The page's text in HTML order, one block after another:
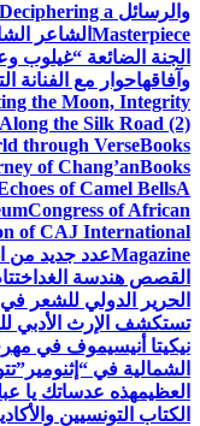
والرسائل a
Masterpiece الشاعر
الجنة الضائعة “غيلوب
وآفاقهاحوار مع الفنانة
the Moon, Integrity
the Silk Road (2)
through VerseBooks
of Chang’anBooks
of Camel BellsA
Congress of African
of CAJ International
Magazineعدد جديد من
القصص هندسة الغد
الحرير الدولي للشعر في
تستكشف الإرث الأدبي
نيكيتا أنيسيموف في
الشمالية في “إثنومير”
العظيمهذه عدساتك يا
الكتاب التونسيين